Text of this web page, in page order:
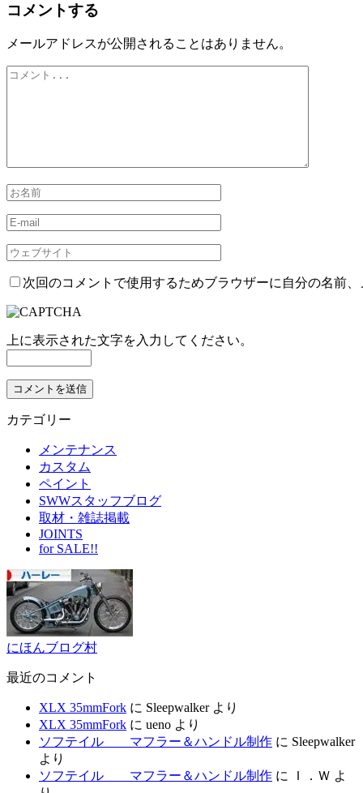
コメントする
メールアドレスが公開されることはありません。
次回のコメントで使用するためブラウザーに自分の名前
上に表示された文字を入力してください。
カテゴリー
メンテナンス
カスタム
ペイント
SWWスタッフブログ
取材・雑誌掲載
JOINTS
for SALE!!
にほんブログ村
最近のコメント
XLX 35mmFork に Sleepwalkerより
XLX 35mmFork に ueno より
ソフテイル マフラー＆ハンドル制作 に Sleepwalker
より
ソフテイル マフラー＆ハンドル制作 に Ｉ．Ｗ よ